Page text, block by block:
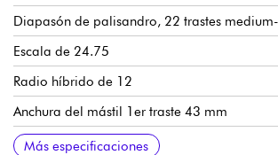
Diapasón de palisandro, 22 trastes
Escala de 24.75
Radio híbrido de 12
Anchura del mástil 1er traste 43 mm
Espesor del mástil 1er traste 20 mm
Grosor del mástil 12º traste 22 mm
Pastillas de doble bobina Cort® Voiced Tone
Volumen, tono, selector de 3 vías
Tune-O-Matic / Stopbar puente/cordial
Cort® clavijas de afinación con bloqueo
Más especificaciones